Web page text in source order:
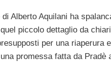
di Alberto Aquilani ha
quel piccolo dettaglio da
per una riaperura
promessa fatta da